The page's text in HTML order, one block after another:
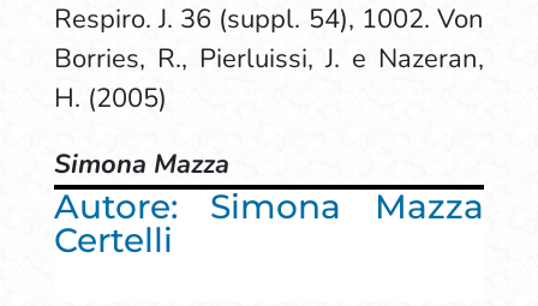
Respiro. J. 36 (suppl. 54), 1002. Von
Borries, R., Pierluissi, J. e Nazeran,
H. (2005)
Simona Mazza
Autore: Simona Mazza
Certelli